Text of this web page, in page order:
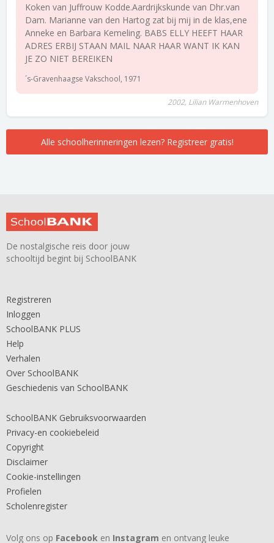
Koken van Juffrouw Kodde.Aardrijkskunde van Dhr.van
Dam. Marianne van den Hartog zat bij mij in de klas,ene
Anneke en Barbara Kemeling. BABS ELLY HEEFT HAAR
ADRES ERBIJ STAAN MAIL NAAR HAAR WANT IK KAN
JE ZO NIET BEREIKEN
´s-Gravenhaagse Vakschool, 1971
2002, Lilian Warmenhoven
Alle schoolherinneringen lezen? Registreer gratis!
De nostalgische reis door jouw
schooltijd begint bij SchoolBANK
Registreren
Inloggen
SchoolBANK PLUS
Help
Verhalen
Over SchoolBANK
Geschiedenis van SchoolBANK
SchoolBANK Gebruiksvoorwaarden
Privacy-en cookiebeleid
Copyright
Disclaimer
Cookie-instellingen
Profielen
Scholenregister
Volg ons op Facebook en Instagram en ontvang leuke